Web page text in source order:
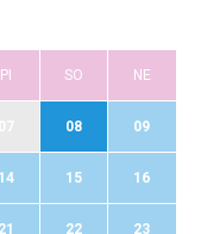
PI SO NE
08 09
14 15 16
21 22 23